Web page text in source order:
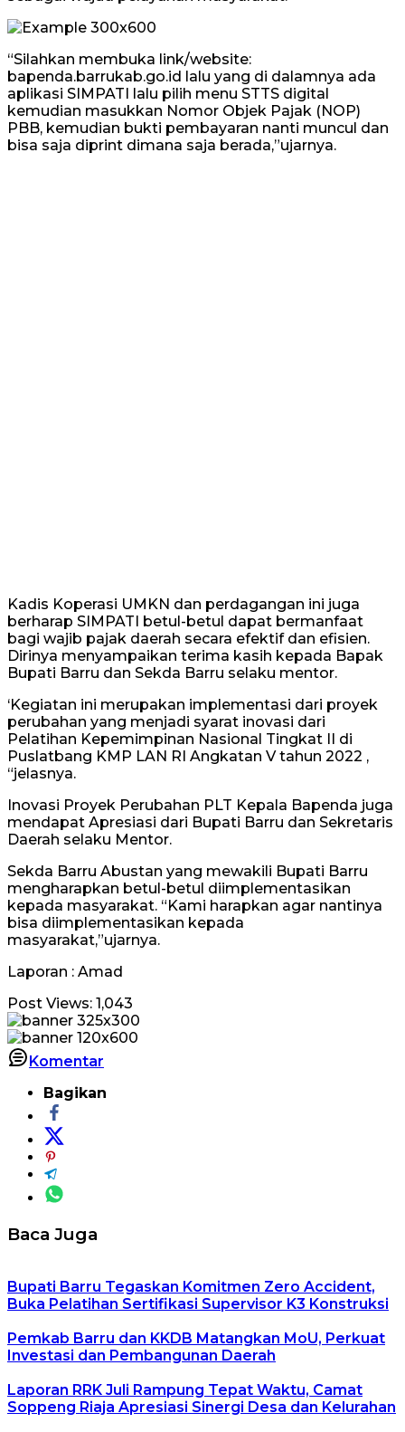
“Silahkan membuka link/website:
bapenda.barrukab.go.id lalu yang di dalamnya ada
aplikasi SIMPATI lalu pilih menu STTS digital
kemudian masukkan Nomor Objek Pajak (NOP)
PBB, kemudian bukti pembayaran nanti muncul dan
bisa saja diprint dimana saja berada,”ujarnya.
Kadis Koperasi UMKN dan perdagangan ini juga
berharap SIMPATI betul-betul dapat bermanfaat
bagi wajib pajak daerah secara efektif dan efisien.
Dirinya menyampaikan terima kasih kepada Bapak
Bupati Barru dan Sekda Barru selaku mentor.
‘Kegiatan ini merupakan implementasi dari proyek
perubahan yang menjadi syarat inovasi dari
Pelatihan Kepemimpinan Nasional Tingkat II di
Puslatbang KMP LAN RI Angkatan V tahun 2022 ,
“jelasnya.
Inovasi Proyek Perubahan PLT Kepala Bapenda juga
mendapat Apresiasi dari Bupati Barru dan Sekretaris
Daerah selaku Mentor.
Sekda Barru Abustan yang mewakili Bupati Barru
mengharapkan betul-betul diimplementasikan
kepada masyarakat. “Kami harapkan agar nantinya
bisa diimplementasikan kepada
masyarakat,”ujarnya.
Laporan : Amad
Post Views: 1,043
Komentar
Bagikan
Baca Juga
Bupati Barru Tegaskan Komitmen Zero Accident,
Buka Pelatihan Sertifikasi Supervisor K3 Konstruksi
Pemkab Barru dan KKDB Matangkan MoU, Perkuat
Investasi dan Pembangunan Daerah
Laporan RRK Juli Rampung Tepat Waktu, Camat
Soppeng Riaja Apresiasi Sinergi Desa dan Kelurahan